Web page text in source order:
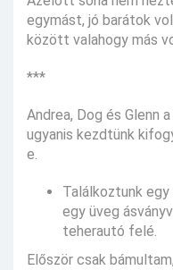
egymást, jó barátok
között valahogy más
***
Andrea, Dog és
ugyanis kezdtünk
e.
Találkoztunk
egy üveg
teherautó felé.
Először csak